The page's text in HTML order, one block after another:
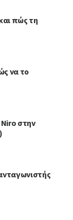
πώς τη
να το
στην